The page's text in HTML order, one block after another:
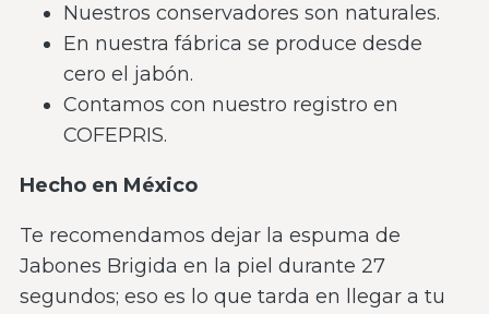
Nuestros conservadores son naturales.
En nuestra fábrica se produce desde
cero el jabón.
Contamos con nuestro registro en
COFEPRIS.
Hecho en México
Te recomendamos dejar la espuma de
Jabones Brigida en la piel durante 27
segundos; eso es lo que tarda en llegar a tu